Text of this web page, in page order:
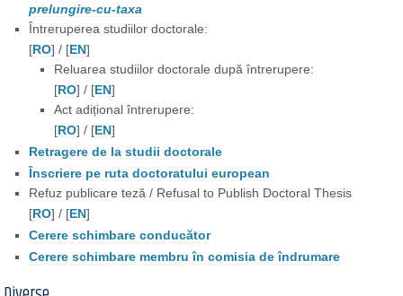
prelungire-cu-taxa
Întreruperea studiilor doctorale:
[RO] / [EN]
Reluarea studiilor doctorale după întrerupere:
[RO] / [EN]
Act adițional întrerupere:
[RO] / [EN]
Retragere de la studii doctorale
Înscriere pe ruta doctoratului european
Refuz publicare teză / Refusal to Publish Doctoral Thesis
[RO] / [EN]
Cerere schimbare conducător
Cerere schimbare membru în comisia de îndrumare